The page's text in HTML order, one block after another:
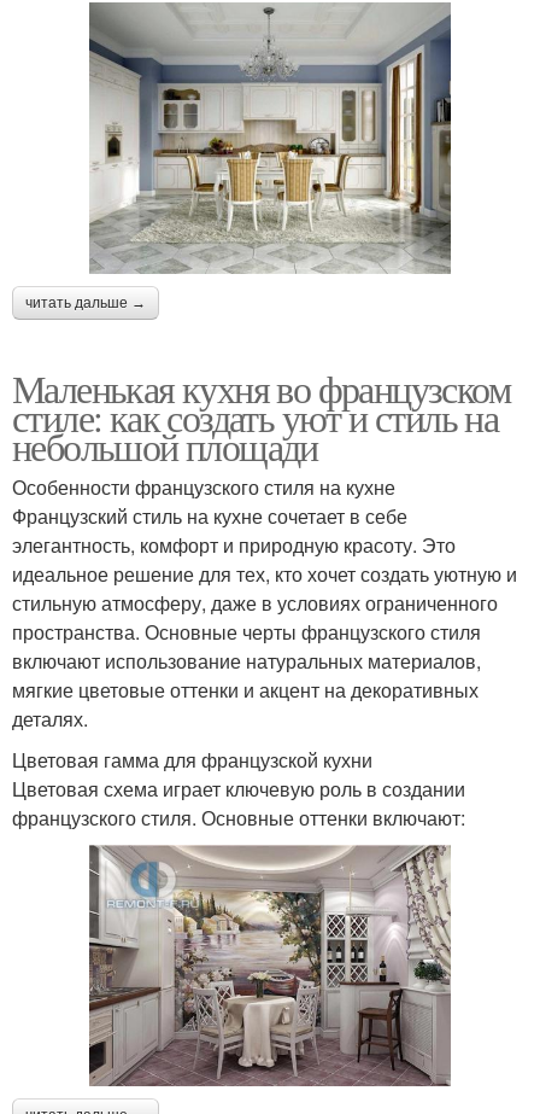
читать дальше →
Маленькая кухня во французском
стиле: как создать уют и стиль на
небольшой площади
Особенности французского стиля на кухне
Французский стиль на кухне сочетает в себе
элегантность, комфорт и природную красоту. Это
идеальное решение для тех, кто хочет создать уютную и
стильную атмосферу, даже в условиях ограниченного
пространства. Основные черты французского стиля
включают использование натуральных материалов,
мягкие цветовые оттенки и акцент на декоративных
деталях.
Цветовая гамма для французской кухни
Цветовая схема играет ключевую роль в создании
французского стиля. Основные оттенки включают: